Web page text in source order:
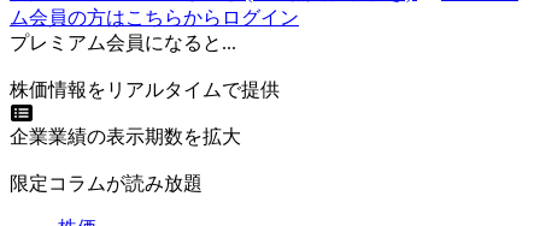
ム会員の方はこちらからログイン
プレミアム会員になると...
株価情報をリアルタイムで提供
企業業績の表示期数を拡大
限定コラムが読み放題